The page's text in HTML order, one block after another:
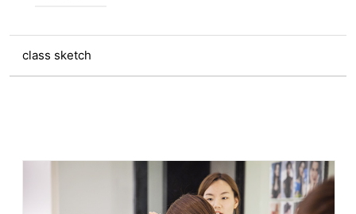
class sketch